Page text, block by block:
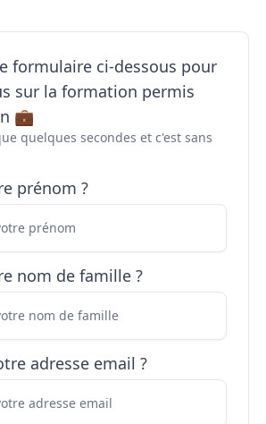
formulaire ci-dessous pour
sur la formation permis
💼
quelques secondes et c'est sans
prénom ?
nom de famille ?
adresse email ?